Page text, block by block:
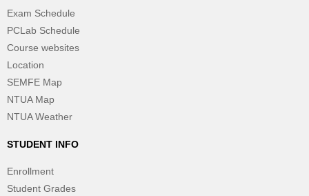
Exam Schedule
PCLab Schedule
Course websites
Location
SEMFE Map
NTUA Map
NTUA Weather
STUDENT INFO
Enrollment
Student Grades